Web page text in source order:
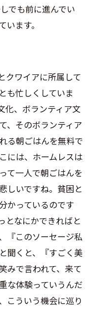
でも前に進んでい
ます。
クワイアに所属して
も忙しくしていま
化、ボランティア文
、そのボランティア
る朝ごはんを無料で
には、ホームレスは
て一人で朝ごはんを
しいですね。貧困と
かっているのです
となにかできればと
『このソーセージ私
聞くと、『すごく美
みで言われて、来て
な体験っていうんだ
こういう機会に巡り